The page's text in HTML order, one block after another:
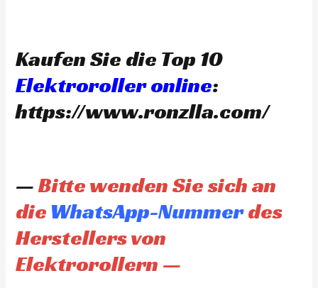
Kaufen Sie die Top 10
Elektroroller online:
https://www.ronzlla.com/
—Bitte wenden Sie sich an
die WhatsApp-Nummerdes
Herstellers von
Elektrorollern —